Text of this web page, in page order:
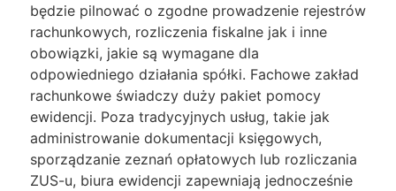
będzie pilnować o zgodne prowadzenie rejestrów
rachunkowych, rozliczenia fiskalne jak i inne
obowiązki, jakie są wymagane dla
odpowiedniego działania spółki. Fachowe zakład
rachunkowe świadczy duży pakiet pomocy
ewidencji. Poza tradycyjnych usług, takie jak
administrowanie dokumentacji księgowych,
sporządzanie zeznań opłatowych lub rozliczania
ZUS-u, biura ewidencji zapewniają jednocześnie